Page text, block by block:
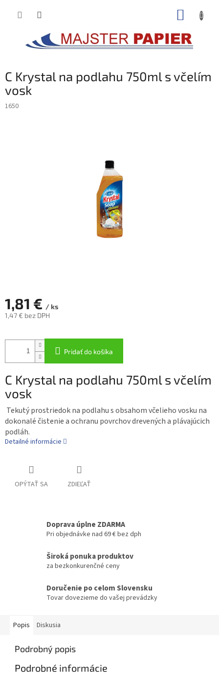
C Krystal na podlahu 750ml s včelím
vosk
1650
1,81 € / ks
1,47 € bez DPH
cena:
Pridať do košíka
C Krystal na podlahu 750ml s včelím
vosk
Tekutý prostriedok na podlahu s obsahom včelieho vosku na
dokonalé čistenie a ochranu povrchov drevených a plávajúcich
podláh.
Detailné informácie
OPÝTAŤ SA ZDIEĽAŤ
Doprava úplne ZDARMA
Pri objednávke nad 69 € bez dph
Široká ponuka produktov
za bezkonkurenčné ceny
Doručenie po celom Slovensku
Tovar dovezieme do vašej prevádzky
Popis Diskusia
Podrobný popis
Podrobné informácie​